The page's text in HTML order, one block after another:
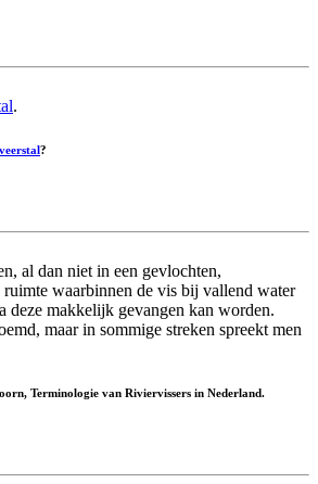
.
veerstal?
al dan niet in een gevlochten,
ruimte waarbinnen de vis bij vallend water
deze makkelijk gevangen kan worden.
maar in sommige streken spreekt men
Terminologie van Riviervissers in Nederland.